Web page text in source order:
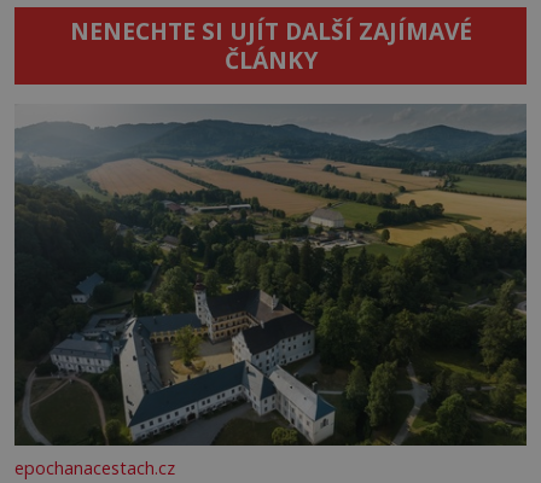
NENECHTE SI UJÍT DALŠÍ ZAJÍMAVÉ
ČLÁNKY
epochanacestach.cz